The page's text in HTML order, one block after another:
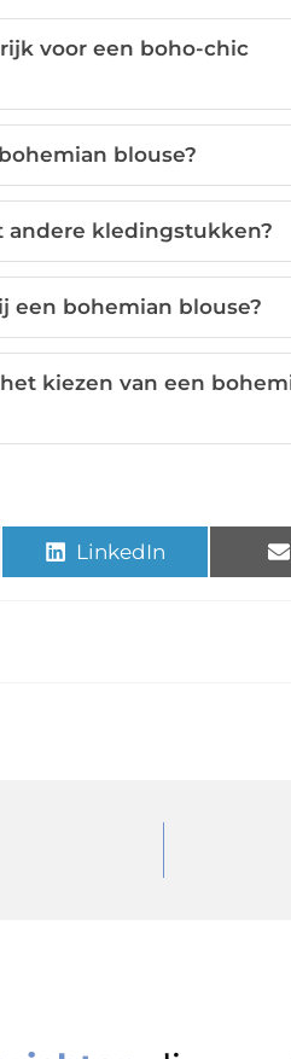
voor een boho-chic
blouse?
kledingstukken?
een bohemian blouse?
kiezen van een
LinkedIn